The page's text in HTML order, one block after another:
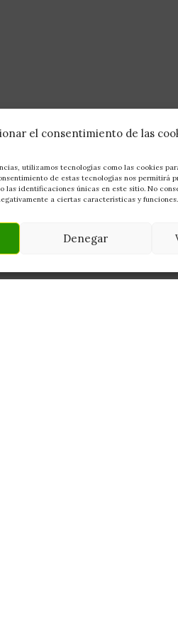
el consentimiento de las
utilizamos tecnologías como las cookies
de estas tecnologías nos permitirá
las identificaciones únicas en este sitio. No
a ciertas características y funciones.
Denegar